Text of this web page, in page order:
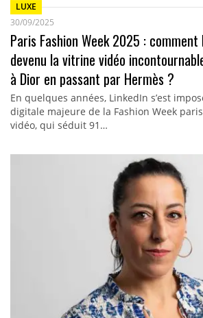
LUXE
30/09/2025
Paris Fashion Week 2025 :
devenu la vitrine vidéo
à Dior en passant par Hermès ?
En quelques années, LinkedIn s’est
digitale majeure de la Fashion Week
vidéo, qui séduit 91…